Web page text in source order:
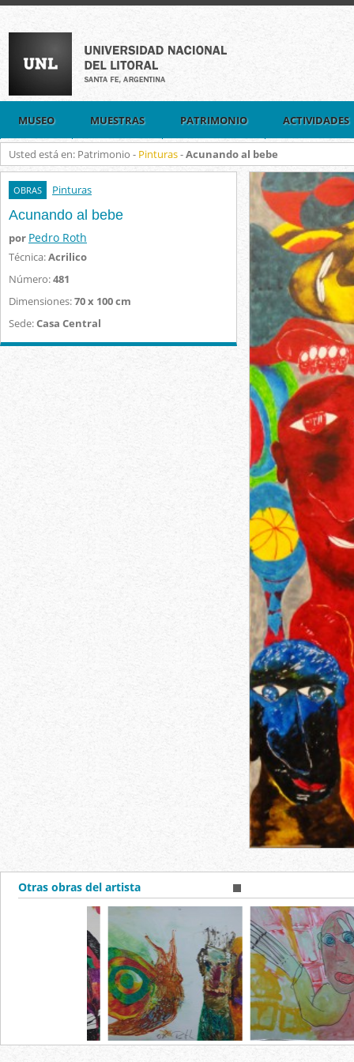
MUSEO MUESTRAS PATRIMONIO ACTIVIDADES
Usted está en: Patrimonio - Pinturas-Acunando al bebe
OBRAS Pinturas
Acunando al bebe
por Pedro Roth
Técnica:Acrilico
Número:481
Dimensiones:70 x 100 cm
Sede:Casa Central
Otras obras del artista